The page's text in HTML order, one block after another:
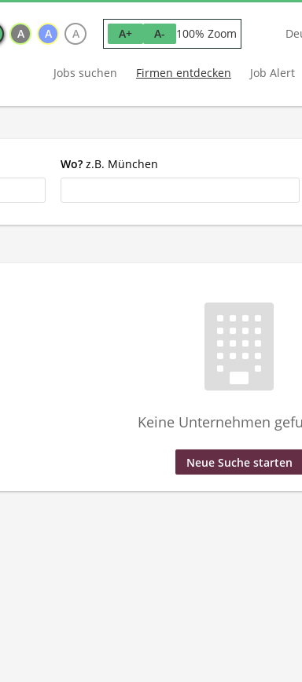
A A A A+ A- 100% Zoom
Jobs suchen Firmen entdecken Job Alert
Wo? z.B. München
Keine Unternehmen
Neue Suche starten